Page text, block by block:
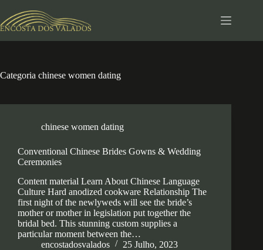
para
o
Categoria chinese women dating
chinese women dating
Conventional Chinese Brides Gowns & Wedding
Ceremonies
Content material Learn About Chinese Language
Culture Hard anodized cookware Relationship The
first night of the newlyweds will see the bride’s
mother or mother in legislation put together the
bridal bed. This stunning custom supplies a
particular moment between the…
encostadosvalados
25 Julho, 2023